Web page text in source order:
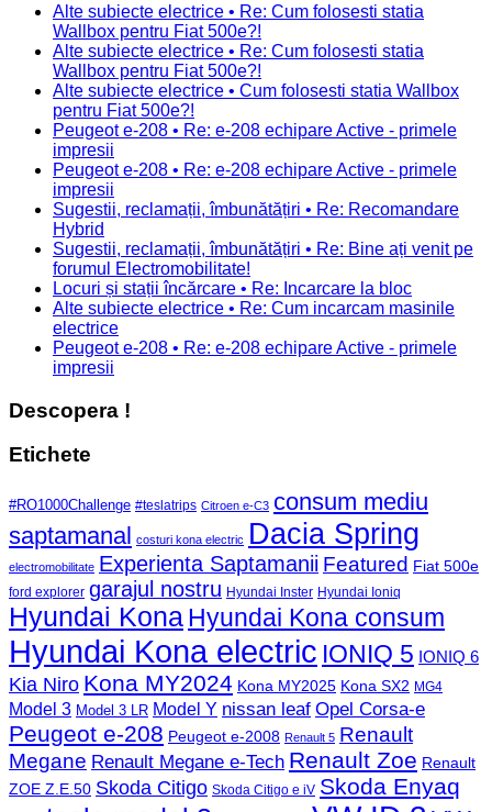
Alte subiecte electrice • Re: Cum folosesti statia
Wallbox pentru Fiat 500e?!
Alte subiecte electrice • Re: Cum folosesti statia
Wallbox pentru Fiat 500e?!
Alte subiecte electrice • Cum folosesti statia Wallbox
pentru Fiat 500e?!
Peugeot e-208 • Re: e-208 echipare Active - primele
impresii
Peugeot e-208 • Re: e-208 echipare Active - primele
impresii
Sugestii, reclamații, îmbunătățiri • Re: Recomandare
Hybrid
Sugestii, reclamații, îmbunătățiri • Re: Bine ați venit pe
forumul Electromobilitate!
Locuri și stații încărcare • Re: Incarcare la bloc
Alte subiecte electrice • Re: Cum incarcam masinile
electrice
Peugeot e-208 • Re: e-208 echipare Active - primele
impresii
Descopera !
Etichete
#RO1000Challenge #teslatrips Citroen e-C3 consum mediu
saptamanal costuri kona electric Dacia Spring
electromobilitate Experienta Saptamanii Featured Fiat 500e
ford explorer garajul nostru Hyundai Inster Hyundai Ioniq
Hyundai KonaHyundai Kona consum
Hyundai Kona electric IONIQ 5 IONIQ 6
Kia Niro Kona MY2024 Kona MY2025 Kona SX2 MG4
Model 3 Model 3 LR Model Y nissan leaf Opel Corsa-e
Peugeot e-208 Peugeot e-2008 Renault 5 Renault
Megane Renault Megane e-Tech Renault Zoe Renault
ZOE Z.E.50 Skoda Citigo Skoda Citigo e iV Skoda Enyaq